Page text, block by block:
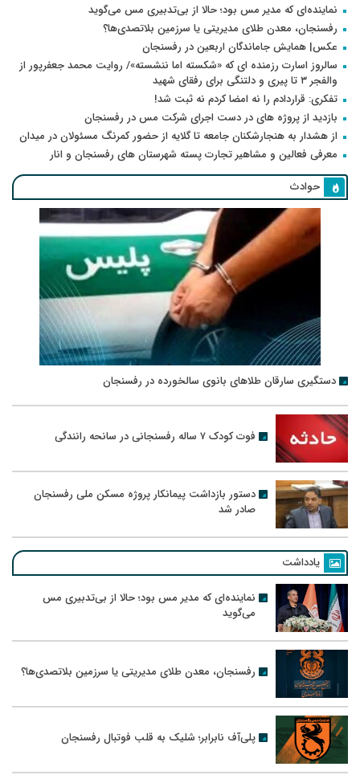
نماینده‌ای که مدیر مس بود؛ حالا از بی‌تدبیری مس می‌گوید
رفسنجان، معدن طلای مدیریتی یا سرزمین بلاتصدی‌ها؟
عکس| همایش جاماندگان اربعین در رفسنجان
سالروز اسارت رزمنده ای که «شکسته اما ننشسته»/ روایت محمد جعفرپور از
والفجر ۳ تا پیری و دلتنگی برای رفقای شهید
تفکری: قراردادم را نه امضا کردم نه ثبت شد!
بازدید از پروژه های در دست اجرای شرکت مس در رفسنجان
از هشدار به هنجارشکنان جامعه تا گلایه از حضور کمرنگ مسئولان در میدان
معرفی فعالین و مشاهیر تجارت پسته شهرستان های رفسنجان و انار
حوادث
دستگیری سارقان طلاهای بانوی سالخورده در رفسنجان
فوت کودک ۷ ساله رفسنجانی در سانحه رانندگی
دستور بازداشت پیمانکار پروژه مسکن ملی رفسنجان
صادر شد
یادداشت
نماینده‌ای که مدیر مس بود؛ حالا از بی‌تدبیری مس
می‌گوید
رفسنجان، معدن طلای مدیریتی یا سرزمین بلاتصدی‌ها؟
پلی‌آف نابرابر؛ شلیک به قلب فوتبال رفسنجان